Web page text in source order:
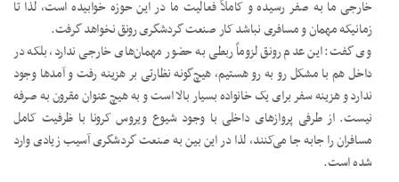
خارجی ما به صفر رسیده و کاملاً فعالیت ما در این حوزه خوابیده است، لذا تا
زمانیکه مهمان و مسافری نباشد کار صنعت گردشگری رونق نخواهد گرفت.
وی گفت: این عدم رونق لزوماً ربطی به حضور مهمان‌های خارجی ندارد، بلکه در
داخل هم با مشکل رو به رو هستیم، هیچ‌گونه نظارتی بر هزینه رفت و آمدها وجود
ندارد و هزینه سفر برای یک خانواده بسیار بالا است و به هیچ عنوان مقرون به صرفه
نیست. از طرفی پروازهای داخلی با وجود شیوع ویروس کرونا با ظرفیت کامل
مسافران را جابه جا می‌کنند، لذا در این بین به صنعت گردشگری آسیب زیادی وارد
شده است.